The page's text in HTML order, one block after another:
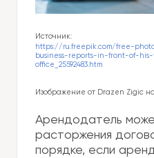
Источник:
https://ru.freepik.com/free-
business-reports-in-front-of-
office_25592483.htm
Изображение от Drazen Zigic
Арендодатель
расторжения
порядке, если